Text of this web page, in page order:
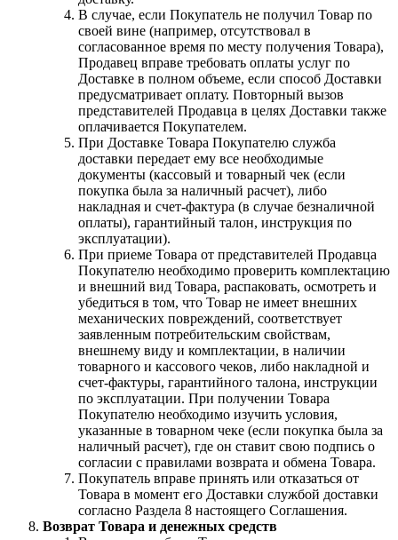
В случае, если Покупатель не получил Товар по
своей вине (например, отсутствовал в
согласованное время по месту получения Товара),
Продавец вправе требовать оплаты услуг по
Доставке в полном объеме, если способ Доставки
предусматривает оплату. Повторный вызов
представителей Продавца в целях Доставки также
оплачивается Покупателем.
При Доставке Товара Покупателю служба
доставки передает ему все необходимые
документы (кассовый и товарный чек (если
покупка была за наличный расчет), либо
накладная и счет-фактура (в случае безналичной
оплаты), гарантийный талон, инструкция по
эксплуатации).
При приеме Товара от представителей Продавца
Покупателю необходимо проверить комплектацию
и внешний вид Товара, распаковать, осмотреть и
убедиться в том, что Товар не имеет внешних
механических повреждений, соответствует
заявленным потребительским свойствам,
внешнему виду и комплектации, в наличии
товарного и кассового чеков, либо накладной и
счет-фактуры, гарантийного талона, инструкции
по эксплуатации. При получении Товара
Покупателю необходимо изучить условия,
указанные в товарном чеке (если покупка была за
наличный расчет), где он ставит свою подпись о
согласии с правилами возврата и обмена Товара.
Покупатель вправе принять или отказаться от
Товара в момент его Доставки службой доставки
согласно Раздела 8 настоящего Соглашения.
Возврат Товара и денежных средств